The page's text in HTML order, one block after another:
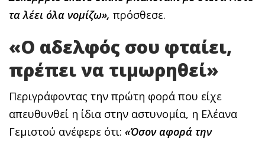
τα λέει όλα νομίζω», πρόσθεσε.
«Ο αδελφός σου φταίει,
πρέπει να τιμωρηθεί»
Περιγράφοντας την πρώτη φορά που είχε
απευθυνθεί η ίδια στην αστυνομία, η Ελέανα
Γεμιστού ανέφερε ότι: «Όσον αφορά την